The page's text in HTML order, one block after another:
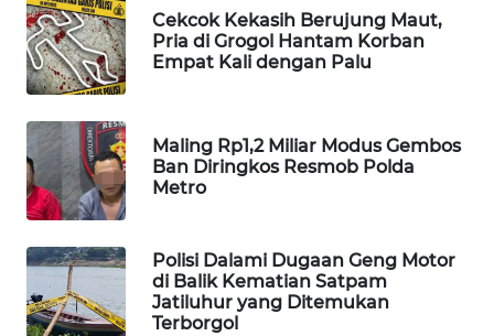
Cekcok Kekasih Berujung Maut,
Pria di Grogol Hantam Korban
Empat Kali dengan Palu
Maling Rp1,2 Miliar Modus Gembos
Ban Diringkos Resmob Polda
Metro
Polisi Dalami Dugaan Geng Motor
di Balik Kematian Satpam
Jatiluhur yang Ditemukan
Terborgol
WAHANA
UMKM
SELEB
WAHANA
PERSONA
WAHANA
OTOMOTIF